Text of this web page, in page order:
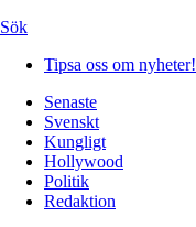
Sök
Tipsa oss om nyheter!
Senaste
Svenskt
Kungligt
Hollywood
Politik
Redaktion